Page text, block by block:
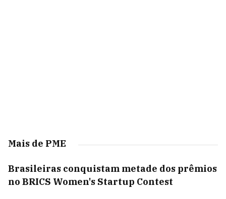
Mais de PME
Brasileiras conquistam metade dos prêmios
no BRICS Women's Startup Contest